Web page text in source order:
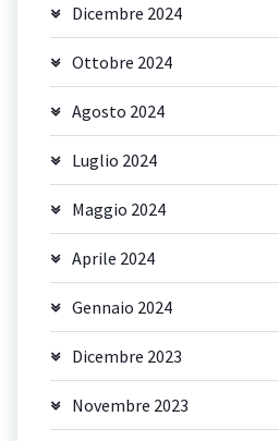
Dicembre 2024
Ottobre 2024
Agosto 2024
Luglio 2024
Maggio 2024
Aprile 2024
Gennaio 2024
Dicembre 2023
Novembre 2023